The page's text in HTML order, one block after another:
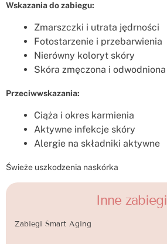
Inne zabiegi
Zabiegi Smart Aging
Wskazania do zabiegu:
Zmarszczki i utrata jędrności
Fotostarzenie i przebarwienia
Nierówny koloryt skóry
Skóra zmęczona i odwodniona
Przeciwwskazania:
Ciąża i okres karmienia
Aktywne infekcje skóry
Alergie na składniki aktywne
Świeże uszkodzenia naskórka